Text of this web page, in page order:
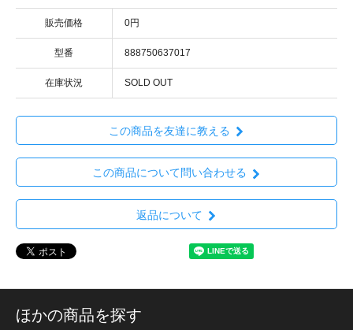
販売価格 0円
型番 888750637017
在庫状況 SOLD OUT
この商品を友達に教える
この商品について問い合わせる
返品について
ほかの商品を探す